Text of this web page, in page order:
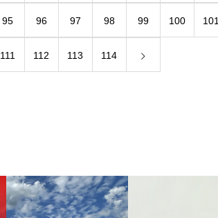
95 96 97 98 99 100 101
111 112 113 114